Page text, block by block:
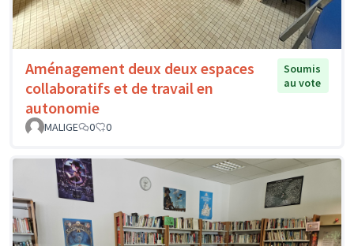
Aménagement deux deux espaces
collaboratifs et de travail en
autonomie
Soumis
au vote
MALIGE 0 0